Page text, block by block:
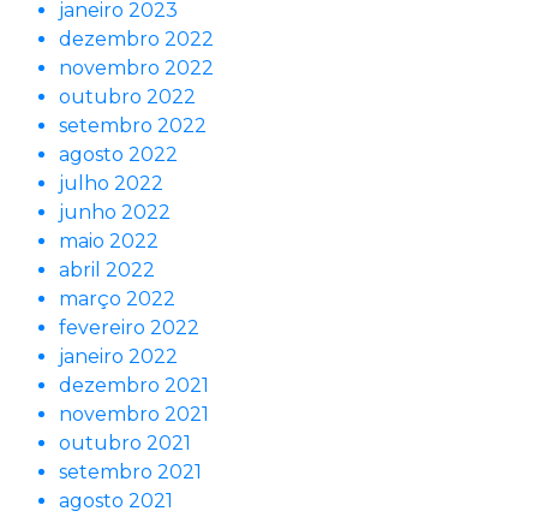
janeiro 2023
dezembro 2022
novembro 2022
outubro 2022
setembro 2022
agosto 2022
julho 2022
junho 2022
maio 2022
abril 2022
março 2022
fevereiro 2022
janeiro 2022
dezembro 2021
novembro 2021
outubro 2021
setembro 2021
agosto 2021